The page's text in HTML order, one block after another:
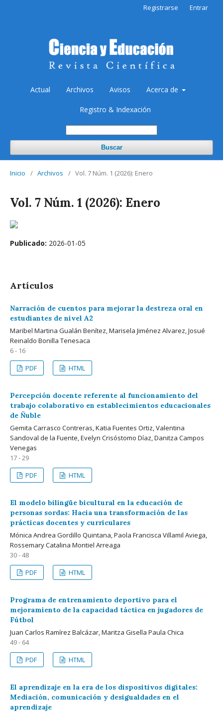
Actual Archivos Avisos Acerca de
Registro & Indexación
Buscar
Registrarse Entrar
Inicio / Archivos / Vol. 7 Núm. 1 (2026): Enero
Vol. 7 Núm. 1 (2026): Enero
Publicado: 2026-01-05
Artículos
Narración de cuentos para mejorar la destreza oral en
estudiantes de nivel A2
Maribel Martina Gualán Benítez, Marisela Jiménez Alvarez, Josué
Reinaldo Bonilla Tenesaca
6 - 16
PDF
HTML
Percepción docente referente al funcionamiento del
trabajo colaborativo en establecimientos educacionales
de Ñuble
Gemita Carrasco Contreras, Katia Fuentes Ortiz, Valentina
Sandoval de la Fuente, Evelyn Crisóstomo Díaz, Danitza Campos
Venegas
17 - 29
PDF
HTML
El modelo bilingüe bicultural en la educación de
personas sordas: Hacia una transformación de las
prácticas docentes y curriculares
Mónica Andrea Gordillo Quintana, Paola Francisca Villamil Aviega,
Rossemary Catalina Montiel Arreaga
30 - 48
PDF
HTML
Programa de entrenamiento deportivo para el
mejoramiento de la capacidad táctica en jugadores de
Fútbol
Juan Carlos Ramírez Balcázar, Maritza Gisella Paula Chica
49 - 64
PDF
HTML
El aprendizaje en la era de los dispositivos digitales:
Mediación, comunicación y desigualdades en el
aprendizaje